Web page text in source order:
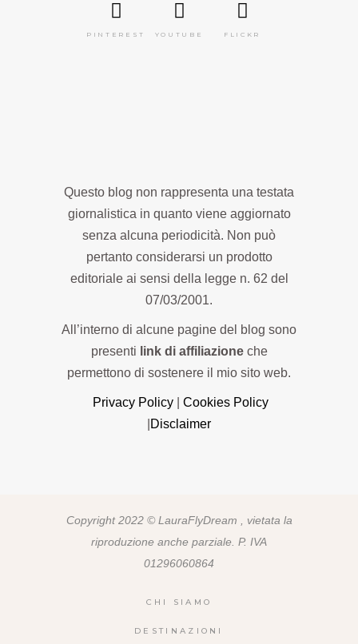
PINTEREST YOUTUBE FLICKR
Questo blog non rappresenta una testata
giornalistica in quanto viene aggiornato
senza alcuna periodicità. Non può
pertanto considerarsi un prodotto
editoriale ai sensi della legge n. 62 del
07/03/2001.
All’interno di alcune pagine del blog sono
presenti link di affiliazioneche
permettono di sostenere il mio sito web.
Privacy Policy
Cookies Policy
Disclaimer
Copyright 2022 © LauraFlyDream , vietata la
riproduzione anche parziale. P. IVA
01296060864
CHI SIAMO
DESTINAZIONI